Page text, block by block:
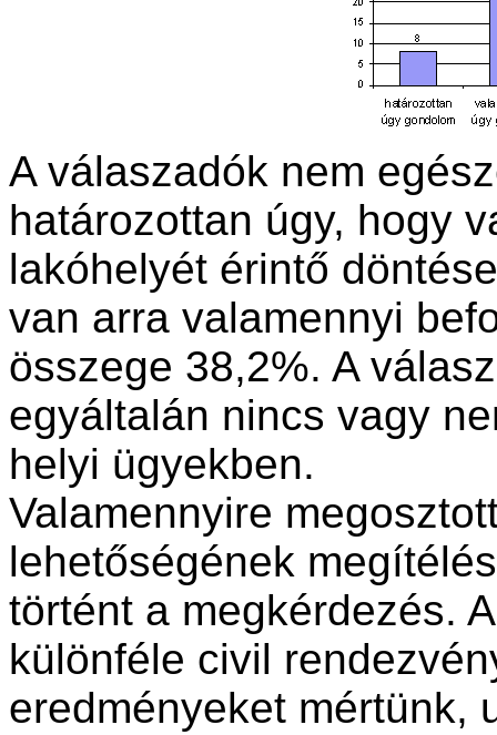
A válaszadók nem
határozottan úgy, hogy
lakóhelyét érintő
van arra valamennyi
összege 38,2%. A
egyáltalán nincs vagy
helyi ügyekben.
Valamennyire
lehetőségének
történt a megkérdezés.
különféle civil
eredményeket mértünk,